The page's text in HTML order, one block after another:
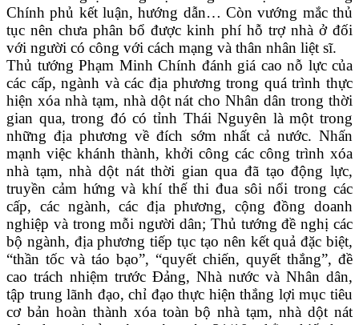
Chính phủ kết luận, hướng dẫn… Còn vướng mắc thủ
tục nên chưa phân bổ được kinh phí hỗ trợ nhà ở đối
với người có công với cách mạng và thân nhân liệt sĩ.
Thủ tướng Phạm Minh Chính đánh giá cao nỗ lực của
các cấp, ngành và các địa phương trong quá trình thực
hiện xóa nhà tạm, nhà dột nát cho Nhân dân trong thời
gian qua, trong đó có tỉnh Thái Nguyên là một trong
những địa phương về đích sớm nhất cả nước. Nhấn
mạnh việc khánh thành, khởi công các công trình xóa
nhà tạm, nhà dột nát thời gian qua đã tạo động lực,
truyền cảm hứng và khí thế thi đua sôi nổi trong các
cấp, các ngành, các địa phương, cộng đồng doanh
nghiệp và trong mỗi người dân; Thủ tướng đề nghị các
bộ ngành, địa phương tiếp tục tạo nên kết quả đặc biệt,
“thần tốc và táo bạo”, “quyết chiến, quyết thắng”, đề
cao trách nhiệm trước Đảng, Nhà nước và Nhân dân,
tập trung lãnh đạo, chỉ đạo thực hiện thắng lợi mục tiêu
cơ bản hoàn thành xóa toàn bộ nhà tạm, nhà dột nát